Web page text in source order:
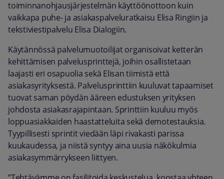
toiminnanohjausjärjestelmän käyttöönottoon kuin
vaikkapa puhe- ja asiakaspalveluratkaisu Elisa Ringiin ja
tekstiviestipalvelu Elisa Dialogiin.
Käytännössä palvelumuotoilijat organisoivat ketterän
kehittämisen palvelusprinttejä, joihin osallistetaan
laajasti eri osapuolia sekä Elisan tiimistä että
asiakasyrityksestä. Palvelusprinttiin kuuluvat tapaamiset
tuovat saman pöydän ääreen edustuksen yrityksen
johdosta asiakasrajapintaan. Sprinttiin kuuluu myös
loppuasiakkaiden haastatteluita sekä demotestauksia.
Tyypillisesti sprintit viedään läpi rivakasti parissa
kuukaudessa, ja niistä syntyy aina uusia näkökulmia
asiakasymmärrykseen liittyen.